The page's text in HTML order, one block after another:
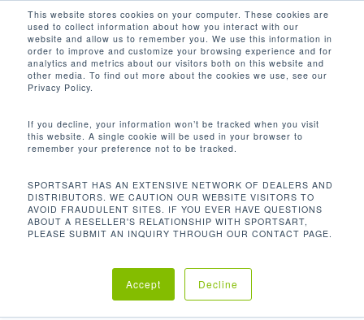
This website stores cookies on your computer. These cookies are
used to collect information about how you interact with our
website and allow us to remember you. We use this information in
order to improve and customize your browsing experience and for
analytics and metrics about our visitors both on this website and
other media. To find out more about the cookies we use, see our
Privacy Policy.
If you decline, your information won’t be tracked when you visit
this website. A single cookie will be used in your browser to
remember your preference not to be tracked.
SPORTSART HAS AN EXTENSIVE NETWORK OF DEALERS AND
DISTRIBUTORS. WE CAUTION OUR WEBSITE VISITORS TO
AVOID FRAUDULENT SITES. IF YOU EVER HAVE QUESTIONS
ABOUT A RESELLER'S RELATIONSHIP WITH SPORTSART,
PLEASE SUBMIT AN INQUIRY THROUGH OUR CONTACT PAGE.
Accept Decline
main
content
search
Inicio Cardio
ELÍPTICA FRONTAL E866-16”
Close
Menu